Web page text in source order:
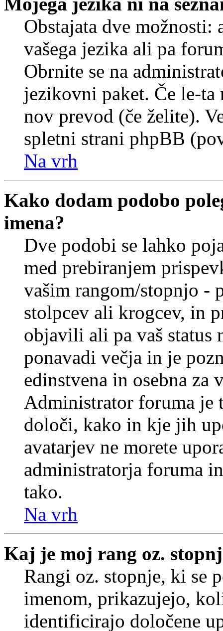
Obstajata dve
vašega jezika ali pa
Obrnite se na
jezikovni paket. Če le-ta
nov prevod (če želite).
spletni strani phpBB
Na vrh
Kako dodam podobo
imena?
Dve podobi se lahko
med prebiranjem
vašim rangom/stopnjo -
stolpcev ali krogcev, in
objavili ali pa vaš status
ponavadi večja in je
edinstvena in osebna za
Administrator foruma je
določi, kako in kje jih
avatarjev ne morete
administratorja foruma
tako.
Na vrh
Kaj je moj rang oz.
Rangi oz. stopnje, ki se
imenom, prikazujejo,
identificirajo določene